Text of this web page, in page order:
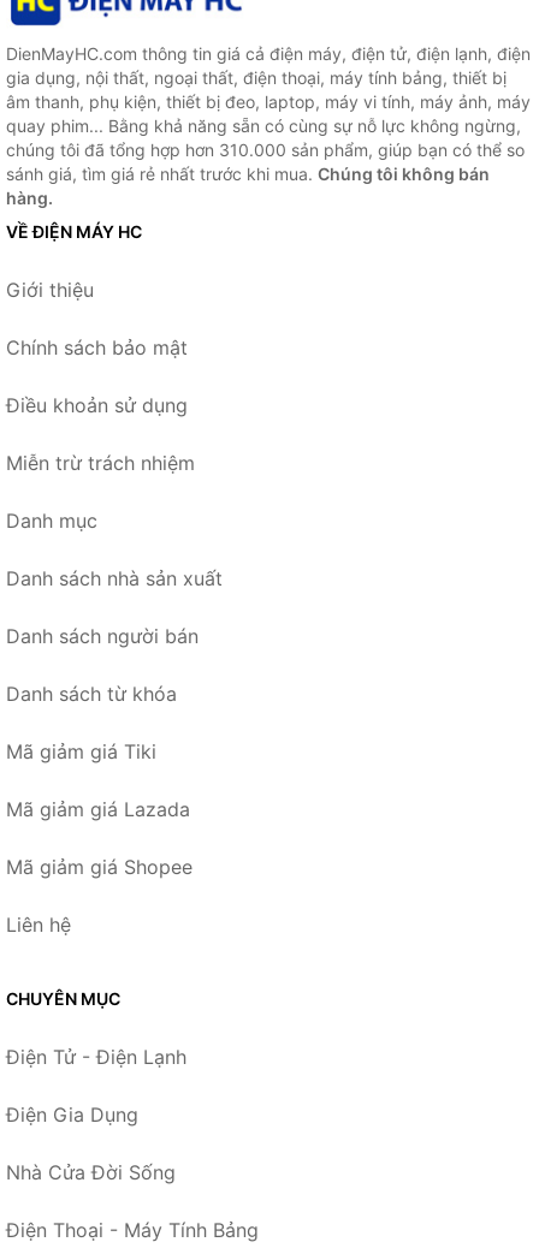
DienMayHC.com thông tin giá cả điện máy, điện tử, điện lạnh, điện
gia dụng, nội thất, ngoại thất, điện thoại, máy tính bảng, thiết bị
âm thanh, phụ kiện, thiết bị đeo, laptop, máy vi tính, máy ảnh, máy
quay phim... Bằng khả năng sẵn có cùng sự nỗ lực không ngừng,
chúng tôi đã tổng hợp hơn 310.000 sản phẩm, giúp bạn có thể so
sánh giá, tìm giá rẻ nhất trước khi mua. Chúng tôi không bán
hàng.
VỀ ĐIỆN MÁY HC
Giới thiệu
Chính sách bảo mật
Điều khoản sử dụng
Miễn trừ trách nhiệm
Danh mục
Danh sách nhà sản xuất
Danh sách người bán
Danh sách từ khóa
Mã giảm giá Tiki
Mã giảm giá Lazada
Mã giảm giá Shopee
Liên hệ
CHUYÊN MỤC
Điện Tử - Điện Lạnh
Điện Gia Dụng
Nhà Cửa Đời Sống
Điện Thoại - Máy Tính Bảng